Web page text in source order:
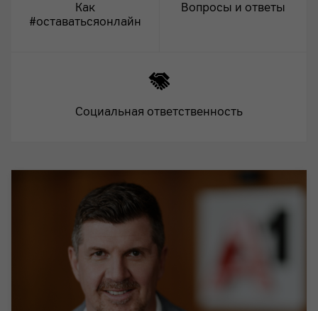
Как
#оставатьсяонлайн
Вопросы и ответы
Социальная ответственность